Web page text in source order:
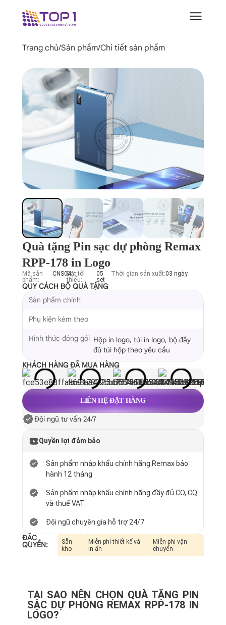
Trang chủ/Sản phẩm/Chi tiết sản phẩm
Quà tặng Pin sạc dự phòng Remax
RPP-178 in Logo
Mã sản
phẩm:
CNS04Đặt tối
thiểu:
05
set
Thời gian sản xuất:03 ngày
QUY CÁCH BỘ QUÀ TẶNG
Sản phẩm chính
Phụ kiện kèm theo
Hình thức đóng gói Hộp in logo, túi in logo, bộ đầy
đủ túi hộp theo yêu cầu
KHÁCH HÀNG ĐÃ MUA HÀNG
LIÊN HỆ ĐẶT HÀNG
Đội ngũ tư vấn 24/7
Quyền lợi đảm bảo
Sản phẩm nhập khẩu chính hãng Remax bảo
hành 12 tháng
Sản phẩm nhập khẩu chính hãng đầy đủ CO, CQ
và thuế VAT
Đội ngũ chuyên gia hỗ trợ 24/7
ĐẶC
QUYỀN:
Sẵn
kho
Miễn phí thiết kế và
in ấn
Miễn phí vận
chuyển
TẠI SAO NÊN CHỌN QUÀ TẶNG PIN
SẠC DỰ PHÒNG REMAX RPP-178 IN
LOGO?